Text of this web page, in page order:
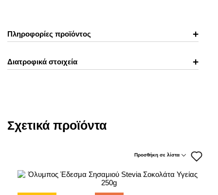
Πληροφορίες προϊόντος
Διατροφικά στοιχεία
Σχετικά προϊόντα
Προσθήκη σε λίστα